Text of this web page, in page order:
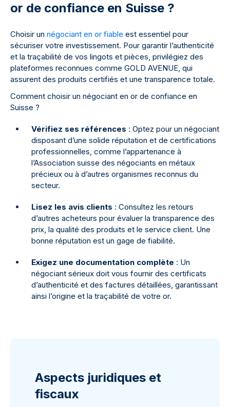
or de confiance en Suisse ?
Choisir un négociant en or fiable est essentiel pour
sécuriser votre investissement. Pour garantir l’authenticité
et la traçabilité de vos lingots et pièces, privilégiez des
plateformes reconnues comme GOLD AVENUE, qui
assurent des produits certifiés et une transparence totale.
Comment choisir un négociant en or de confiance en
Suisse ?
Vérifiez ses références : Optez pour un négociant
disposant d’une solide réputation et de certifications
professionnelles, comme l’appartenance à
l’Association suisse des négociants en métaux
précieux ou à d’autres organismes reconnus du
secteur.
Lisez les avis clients : Consultez les retours
d’autres acheteurs pour évaluer la transparence des
prix, la qualité des produits et le service client. Une
bonne réputation est un gage de fiabilité.
Exigez une documentation complète : Un
négociant sérieux doit vous fournir des certificats
d’authenticité et des factures détaillées, garantissant
ainsi l’origine et la traçabilité de votre or.
Aspects juridiques et
fiscaux